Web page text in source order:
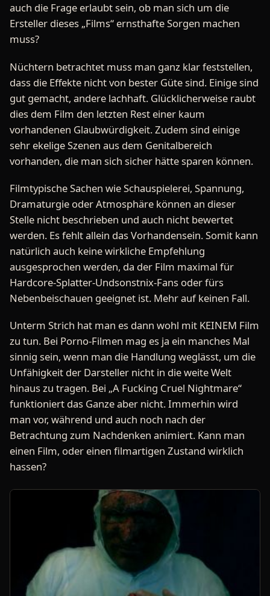
auch die Frage erlaubt sein, ob man sich um die
Ersteller dieses „Films“ ernsthafte Sorgen machen
muss?
Nüchtern betrachtet muss man ganz klar feststellen,
dass die Effekte nicht von bester Güte sind. Einige sind
gut gemacht, andere lachhaft. Glücklicherweise raubt
dies dem Film den letzten Rest einer kaum
vorhandenen Glaubwürdigkeit. Zudem sind einige
sehr ekelige Szenen aus dem Genitalbereich
vorhanden, die man sich sicher hätte sparen können.
Filmtypische Sachen wie Schauspielerei, Spannung,
Dramaturgie oder Atmosphäre können an dieser
Stelle nicht beschrieben und auch nicht bewertet
werden. Es fehlt allein das Vorhandensein. Somit kann
natürlich auch keine wirkliche Empfehlung
ausgesprochen werden, da der Film maximal für
Hardcore-Splatter-Undsonstnix-Fans oder fürs
Nebenbeischauen geeignet ist. Mehr auf keinen Fall.
Unterm Strich hat man es dann wohl mit KEINEM Film
zu tun. Bei Porno-Filmen mag es ja ein manches Mal
sinnig sein, wenn man die Handlung weglässt, um die
Unfähigkeit der Darsteller nicht in die weite Welt
hinaus zu tragen. Bei „A Fucking Cruel Nightmare“
funktioniert das Ganze aber nicht. Immerhin wird
man vor, während und auch noch nach der
Betrachtung zum Nachdenken animiert. Kann man
einen Film, oder einen filmartigen Zustand wirklich
hassen?